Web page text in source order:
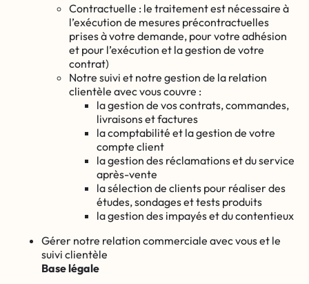
Contractuelle : le traitement est nécessaire à
l’exécution de mesures précontractuelles
prises à votre demande, pour votre adhésion
et pour l’exécution et la gestion de votre
contrat)
Notre suivi et notre gestion de la relation
clientèle avec vous couvre :
la gestion de vos contrats, commandes,
livraisons et factures
la comptabilité et la gestion de votre
compte client
la gestion des réclamations et du service
après-vente
la sélection de clients pour réaliser des
études, sondages et tests produits
la gestion des impayés et du contentieux
Gérer notre relation commerciale avec vous et le
suivi clientèle
Base légale